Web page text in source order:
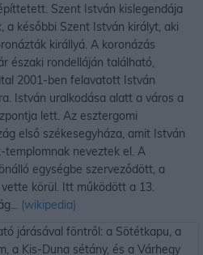
Szent István kislegendája
a későbbi Szent István királyt, aki
királlyá. A koronázás
északi rondelláján található,
2001-ben felavatott István
István uralkodása alatt a város a
lett. Az esztergomi
első székesegyháza, amit István
neveztek el. A
egységbe szerveződött, a
körül. Itt működött a 13.
(wikipedia)